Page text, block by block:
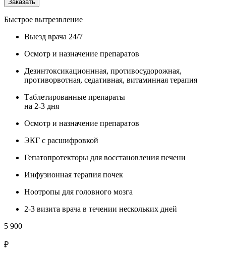
Заказать
Быстрое вытрезвление
Выезд врача 24/7
Осмотр и назначение препаратов
Дезинтоксикационнная, противосудорожная,
противорвотная, седативная, витаминная терапия
Таблетированные препараты
на 2-3 дня
Осмотр и назначение препаратов
ЭКГ с расшифровкой
Гепатопротекторы для восстановления печени
Инфузионная терапия почек
Ноотропы для головного мозга
2-3 визита врача в течении нескольких дней
5 900
₽